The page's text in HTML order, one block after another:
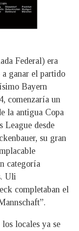
Federal) era
ganar el partido
Bayern
comenzaría un
la antigua Copa
League desde
su gran
categoría
Uli
completaban el
locales ya se